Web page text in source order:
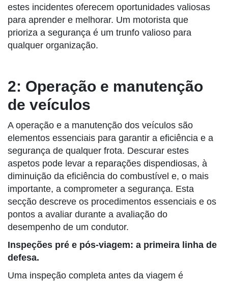
estes incidentes oferecem oportunidades valiosas
para aprender e melhorar. Um motorista que
prioriza a segurança é um trunfo valioso para
qualquer organização.
2: Operação e manutenção
de veículos
A operação e a manutenção dos veículos são
elementos essenciais para garantir a eficiência e a
segurança de qualquer frota. Descurar estes
aspetos pode levar a reparações dispendiosas, à
diminuição da eficiência do combustível e, o mais
importante, a comprometer a segurança. Esta
secção descreve os procedimentos essenciais e os
pontos a avaliar durante a avaliação do
desempenho de um condutor.
Inspeções pré e pós-viagem: a primeira linha de
defesa.
Uma inspeção completa antes da viagem é